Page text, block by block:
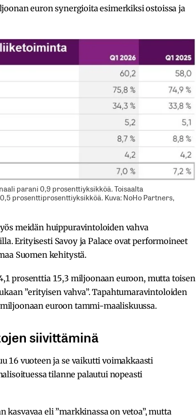
euron synergioita esimerkiksi ostoissa ja
parani 0,9 prosenttiyksikköä. Toisaalta
prosenttiprosenttiyksikköä. Kuva: NoHo Partners,
meidän huippuravintoloiden vahva
Erityisesti Savoy ja Palace ovat performoineet
Suomen kehitystä.
prosenttia 15,3 miljoonaan euroon, mutta toisen
”erityisen vahva”. Tapahtumaravintoloiden
euroon tammi-maaliskuussa.
siivittäminä
16 vuoteen ja se vaikutti voimakkaasti
tilanne palautui nopeasti
kasvavaa eli ”markkinassa on vetoa”, mutta